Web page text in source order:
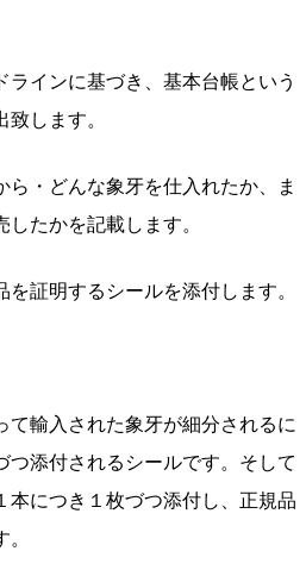
ラインに基づき、基本台帳という
します。
ら・どんな象牙を仕入れたか、ま
たかを記載します。
証明するシールを添付します。
て輸入された象牙が細分されるに
つ添付されるシールです。そして
本につき１枚づつ添付し、正規品